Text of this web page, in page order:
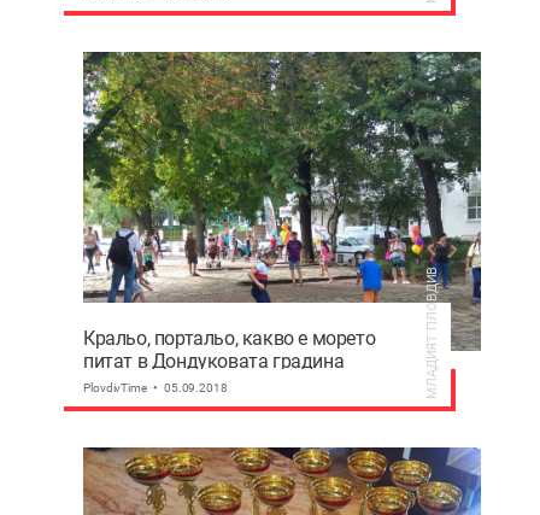
Кральо, портальо, какво е морето
питат в Дондуковата градина
(Фотогалерия)
PlovdivTime 05.09.2018 МЛАДИЯТ ПЛОВДИВ